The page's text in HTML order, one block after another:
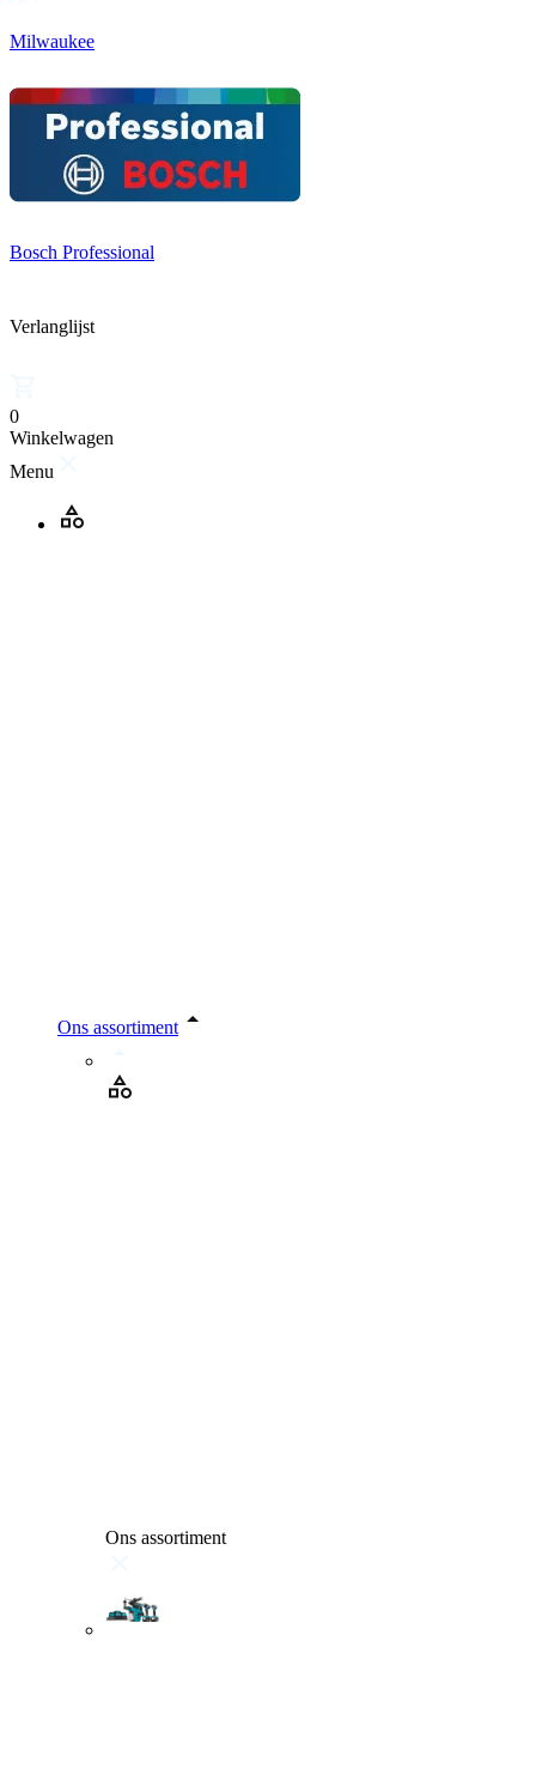
Milwaukee
Bosch Professional
Verlanglijst
0
Winkelwagen
Menu
Ons assortiment
Ons assortiment